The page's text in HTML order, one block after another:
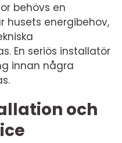
behövs en
husets energibehov,
En seriös installatör
innan några
och